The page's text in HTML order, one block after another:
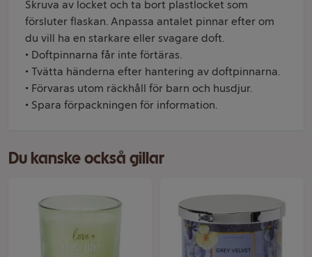
Skruva av locket och ta bort plastlocket som
försluter flaskan. Anpassa antalet pinnar efter om
du vill ha en starkare eller svagare doft.
• Doftpinnarna får inte förtäras.
• Tvätta händerna efter hantering av doftpinnarna.
• Förvaras utom räckhåll för barn och husdjur.
• Spara förpackningen för information.
Du kanske också gillar